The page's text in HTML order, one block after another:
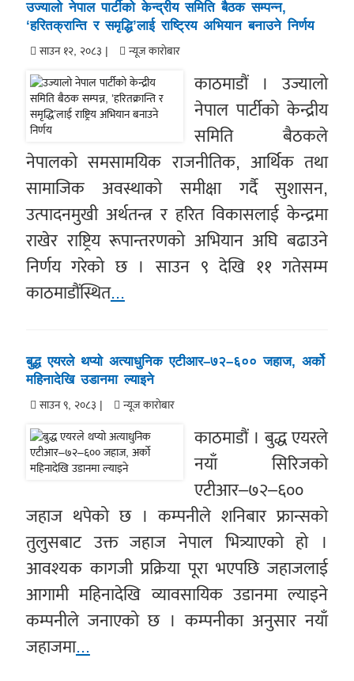
उज्यालो नेपाल पार्टीको केन्द्रीय समिति बैठक सम्पन्न,
‘हरितक्रान्ति र समृद्धि’लाई राष्ट्रिय अभियान बनाउने निर्णय
साउन १२, २०८३ | न्यूज काराेबार
काठमाडौं । उज्यालो
नेपाल पार्टीको केन्द्रीय
समिति बैठकले
नेपालको समसामयिक राजनीतिक, आर्थिक तथा
सामाजिक अवस्थाको समीक्षा गर्दै सुशासन,
उत्पादनमुखी अर्थतन्त्र र हरित विकासलाई केन्द्रमा
राखेर राष्ट्रिय रूपान्तरणको अभियान अघि बढाउने
निर्णय गरेको छ । साउन ९ देखि ११ गतेसम्म
काठमाडौंस्थित...
बुद्ध एयरले थप्यो अत्याधुनिक एटीआर–७२–६०० जहाज, अर्को
महिनादेखि उडानमा ल्याइने
साउन ९, २०८३ | न्यूज काराेबार
काठमाडौं । बुद्ध एयरले
नयाँ सिरिजको
एटीआर–७२–६००
जहाज थपेको छ । कम्पनीले शनिबार फ्रान्सको
तुलुसबाट उक्त जहाज नेपाल भित्र्याएको हो ।
आवश्यक कागजी प्रक्रिया पूरा भएपछि जहाजलाई
आगामी महिनादेखि व्यावसायिक उडानमा ल्याइने
कम्पनीले जनाएको छ । कम्पनीका अनुसार नयाँ
जहाजमा...